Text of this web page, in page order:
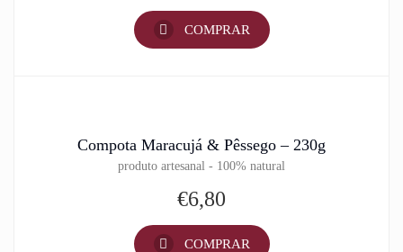
COMPRAR
Compota Maracujá & Pêssego – 230g
produto artesanal - 100% natural
€6,80
COMPRAR